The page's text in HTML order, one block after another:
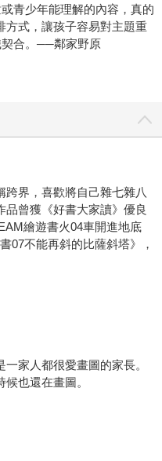
青少年能理解的內容，真的
方式，讓孩子容易對主題重
契合。──鄰家野原
界，喜歡將自己雜七雜八
品曾獲《好書大家讀》優良
繪遊書火04車開進地底
07不能再斜的比薩斜塔》，
家人都很愛畫圖的家長。
也還在畫圖。